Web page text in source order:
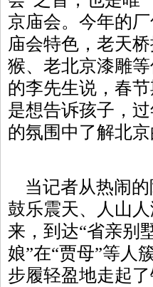
京庙会。今年的
庙会特色，老天
猴、老北京漆雕
的李先生说，春
是想告诉孩子，
的氛围中了解北
当记者从热闹的
鼓乐震天、人山
来，到达“省亲别
娘”在“贾母”等人
步履轻盈地走起